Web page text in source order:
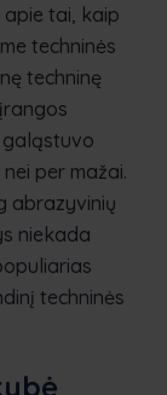
tai, kaip
techninės
techninę
per mažai.
abrazyvinių
niekada
techninės